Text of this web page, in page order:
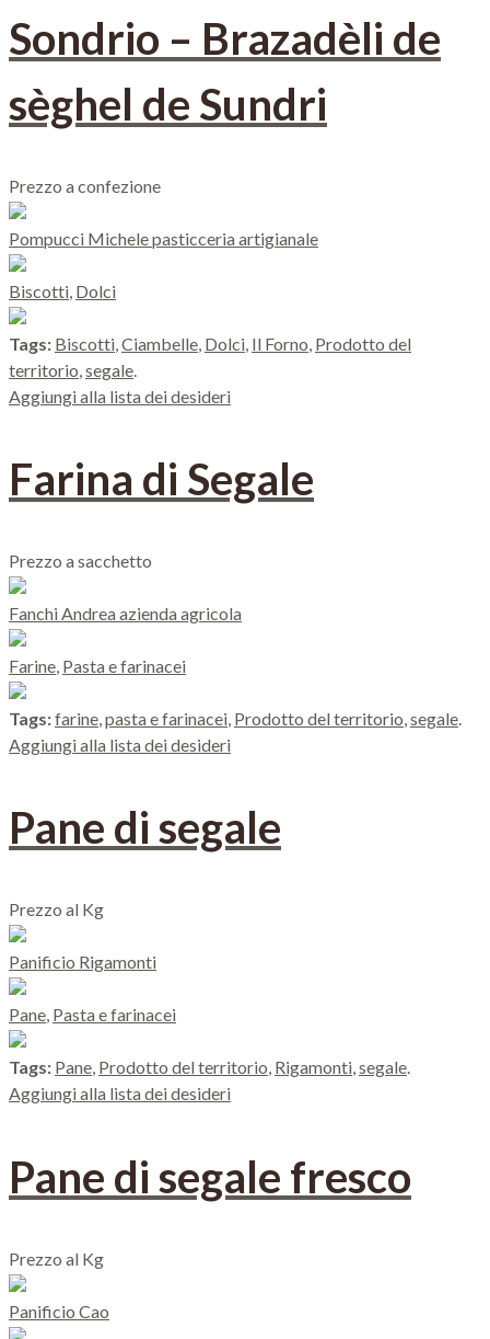
Sondrio – Brazadèli de
sèghel de Sundri
Prezzo a confezione
Pompucci Michele pasticceria artigianale
Biscotti Dolci
Tags: Biscotti Ciambelle Dolci Il Forno Prodotto del
territorio segale
Aggiungi alla lista dei desideri
Farina di Segale
Prezzo a sacchetto
Fanchi Andrea azienda agricola
Farine, Pasta e farinacei
Tags:farine,pasta e farinacei, Prodotto del territorio,segale.
Aggiungi alla lista dei desideri
Pane di segale
Prezzo al Kg
Panificio Rigamonti
Pane, Pasta e farinacei
Tags: Pane, Prodotto del territorio, Rigamonti,segale.
Aggiungi alla lista dei desideri
Pane di segale fresco
Prezzo al Kg
Panificio Cao